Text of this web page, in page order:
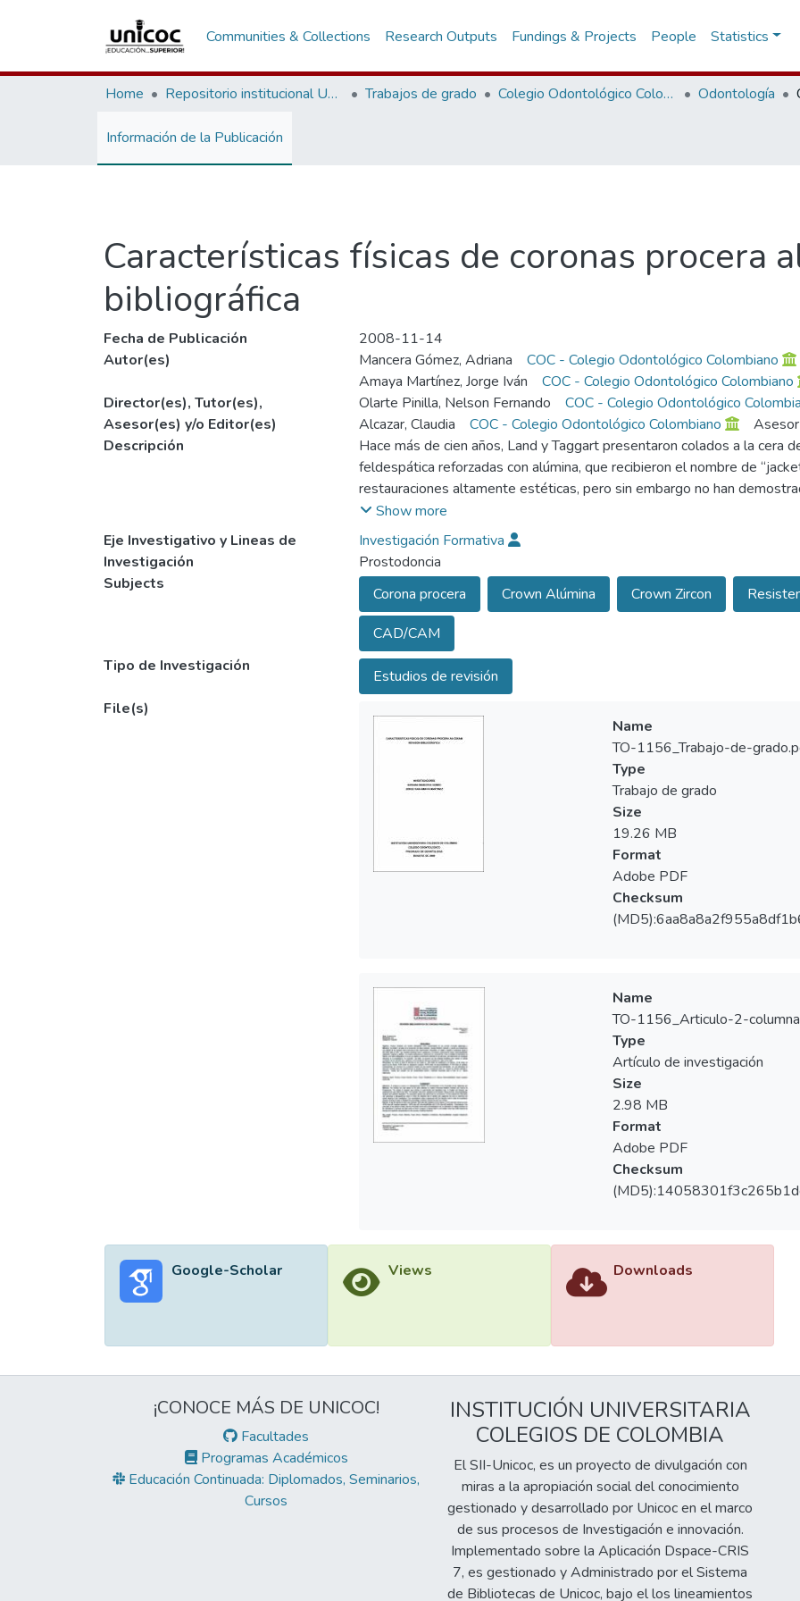
Communities & Collections Research Outputs Fundings & Projects People Statistics
Home Repositorio institucional Unicoc, RI-unicoc Trabajos de grado Colegio Odontológico Colombiano Odontología
Información de la Publicación
Características físicas de coronas procera
bibliográfica
Fecha de Publicación
2008-11-14
Autor(es)
Mancera Gómez, Adriana
COC - Colegio Odontológico Colombiano
Amaya Martínez, Jorge Iván
COC - Colegio Odontológico Colombiano
Director(es), Tutor(es),
Asesor(es) y/o Editor(es)
Olarte Pinilla, Nelson Fernando COC - Colegio Odontológico
Alcazar, Claudia
COC - Colegio Odontológico Colombiano
Descripción
Hace más de cien años, Land y Taggart presentaron colados a la cera
feldespática reforzadas con alúmina, que recibieron el nombre de
restauraciones altamente estéticas, pero sin embargo no han
soportar fuerzas oclusales importantes. Posteriormente la utilización
metálica dio como resultado productos de resistencia suficiente, pero
de una estética óptima. Así mismo las restauraciones metálicas
biológico, porque la sensibilidad a los metales se convirtió en un
reacciones alérgicas. (Björkner et al 1994).
Un número de sistemas son actualmente disponibles, incluyendo
emplean una sofisticada técnica asistida por computador y diseñada y
fabricar una copia densamente sinterizada con una alta pureza de
contraste radiográfico similar al de la dentina. Este hecho sirve para
de la estructura dental. (Andersson y Oden, 1993)
Show more
Eje Investigativo y Lineas de
Investigación
Investigación Formativa
Prostodoncia
Subjects
Corona procera Crown Alúmina Crown Zircon
CAD/CAM
Tipo de Investigación
Estudios de revisión
File(s)
Name
TO-1156_Trabajo-de-
Type
Trabajo de grado
Size
19.26 MB
Format
Adobe PDF
Checksum
Name
TO-1156_Articulo-2-
Type
Artículo de investigación
Size
2.98 MB
Format
Adobe PDF
Checksum
Google-Scholar Views Downloads
¡CONOCE MÁS DE UNICOC!
Facultades
Programas Académicos
Educación Continuada: Diplomados, Seminarios,
Cursos
INSTITUCIÓN UNIVERSITARIA
COLEGIOS DE COLOMBIA
El SII-Unicoc, es un proyecto de divulgación con
miras a la apropiación social del conocimiento
gestionado y desarrollado por Unicoc en el marco
de sus procesos de Investigación e innovación.
Implementado sobre la Aplicación Dspace-CRIS
7, es gestionado y Administrado por el Sistema
de Bibliotecas de Unicoc, bajo el los lineamientos